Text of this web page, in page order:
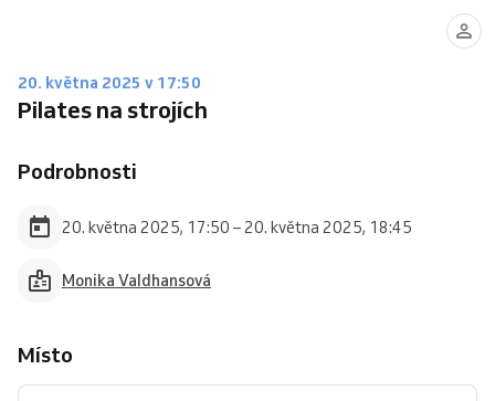
20. května 2025 v 17:50
Pilates na strojích
Podrobnosti
20. května 2025, 17:50 – 20. května 2025, 18:45
Monika Valdhansová
Místo